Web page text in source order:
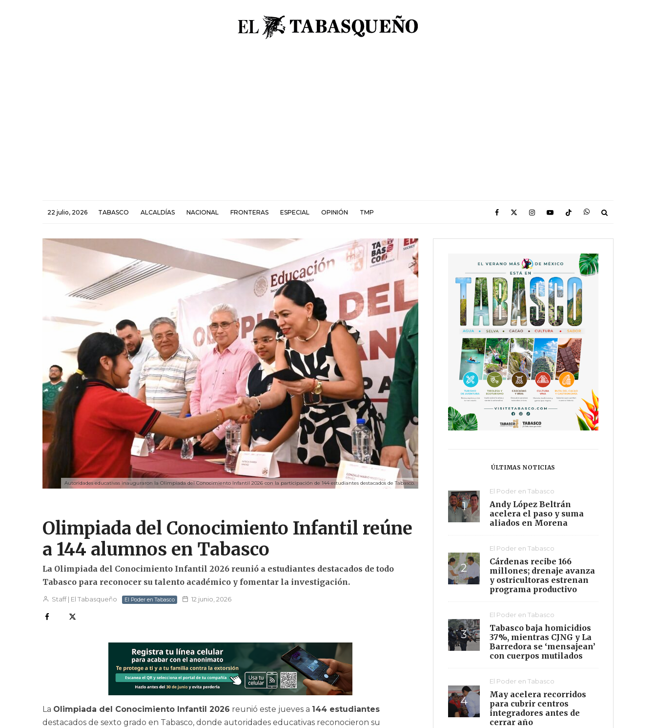
22 julio, 2026 TABASCO ALCALDÍAS NACIONAL FRONTERAS ESPECIAL OPINIÓN TMP
Autoridades educativas inauguraron la Olimpiada del Conocimiento Infantil 2026 con la participación de 144 estudiantes destacados de Tabasco.
Olimpiada del Conocimiento Infantil reúne
a 144 alumnos en Tabasco
La Olimpiada del Conocimiento Infantil 2026 reunió a estudiantes destacados de todo
Tabasco para reconocer su talento académico y fomentar la investigación.
Staff | El Tabasqueño El Poder en Tabasco 12 junio, 2026
La Olimpiada del Conocimiento Infantil 2026 reunió este jueves a 144 estudiantes
destacados de sexto grado en Tabasco, donde autoridades educativas reconocieron su
ÚLTIMAS NOTICIAS
El Poder en Tabasco
Andy López Beltrán
acelera el paso y suma
aliados en Morena
El Poder en Tabasco
Cárdenas recibe 166
millones; drenaje avanza
y ostricultoras estrenan
programa productivo
El Poder en Tabasco
Tabasco baja homicidios
37%, mientras CJNG y La
Barredora se ‘mensajean’
con cuerpos mutilados
El Poder en Tabasco
May acelera recorridos
para cubrir centros
integradores antes de
cerrar año